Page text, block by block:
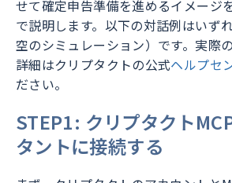
せて確定申告準備を進めるイメージ
で説明します。以下の対話例はいず
空のシミュレーション）です。実際
詳細はクリプタクトの公式ヘルプセ
ださい。
STEP1: クリプタクト
タントに接続する